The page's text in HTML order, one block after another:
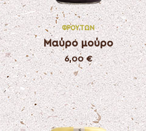
ΦΡΟΎΤΩΝ
Μαύρο μούρο
6,00€